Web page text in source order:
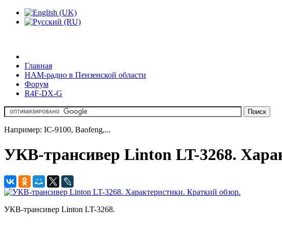
Главная
HAM-радио в Пензенской области
Форум
R4F-DX-G
Например: IC-9100, Baofeng,...
УКВ-трансивер Linton LT-3268.
УКВ-трансивер Linton LT-3268.